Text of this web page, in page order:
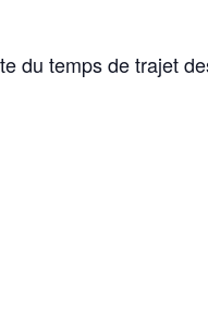
du temps de trajet